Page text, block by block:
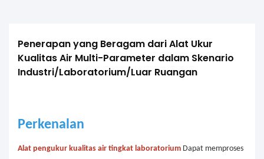
Penerapan yang Beragam dari Alat Ukur
Kualitas Air Multi-Parameter dalam Skenario
Industri/Laboratorium/Luar Ruangan
Perkenalan
Alat pengukur kualitas air tingkat laboratorium Dapat memproses